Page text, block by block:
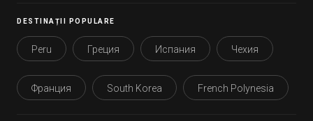
DESTINAȚII POPULARE
Peru Греция Испания Чехия
Франция South Korea French Polynesia